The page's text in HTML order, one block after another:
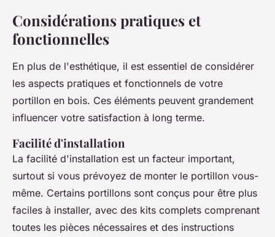
Considérations pratiques et
fonctionnelles
En plus de l'esthétique, il est essentiel de considérer
les aspects pratiques et fonctionnels de votre
portillon en bois. Ces éléments peuvent grandement
influencer votre satisfaction à long terme.
Facilité d'installation
La facilité d'installation est un facteur important,
surtout si vous prévoyez de monter le portillon vous-
même. Certains portillons sont conçus pour être plus
faciles à installer, avec des kits complets comprenant
toutes les pièces nécessaires et des instructions